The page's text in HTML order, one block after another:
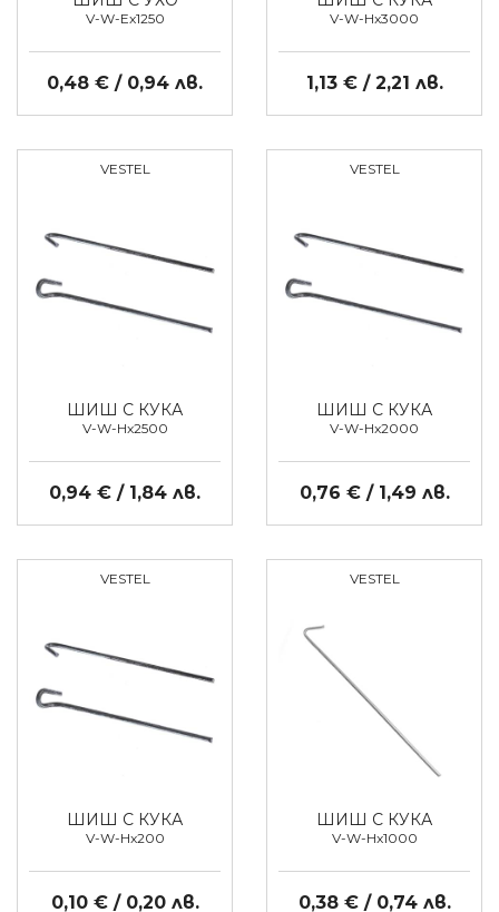
V-W-Ex1250
0,48 € / 0,94 лв.
V-W-Hx3000
1,13 € / 2,21 лв.
VESTEL
ШИШ С КУКА
V-W-Hx2500
0,94 € / 1,84 лв.
VESTEL
ШИШ С КУКА
V-W-Hx2000
0,76 € / 1,49 лв.
VESTEL
ШИШ С КУКА
V-W-Hx200
0,10 € / 0,20 лв.
VESTEL
ШИШ С КУКА
V-W-Hx1000
0,38 € / 0,74 лв.